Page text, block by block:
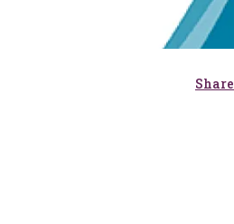
Share